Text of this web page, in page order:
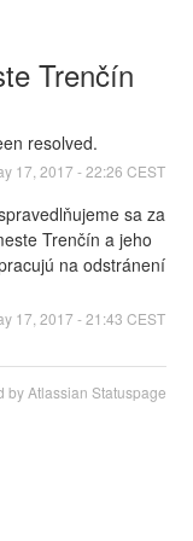
Trenčín
resolved.
17 2017 -22:26 CEST
sa za
Trenčín a jeho
na odstránení
17 2017 -21:43 CEST
by Atlassian Statuspage